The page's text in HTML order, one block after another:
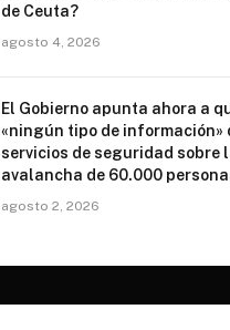
de Ceuta?
agosto 4, 2026
El Gobierno apunta ahora a
«ningún tipo de información»
servicios de seguridad sobre
avalancha de 60.000
agosto 2, 2026